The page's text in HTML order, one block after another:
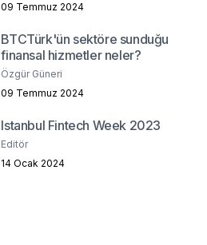
09 Temmuz 2024
BTCTürk'ün sektöre sunduğu
finansal hizmetler neler?
Özgür Güneri
09 Temmuz 2024
Istanbul Fintech Week 2023
Editör
14 Ocak 2024